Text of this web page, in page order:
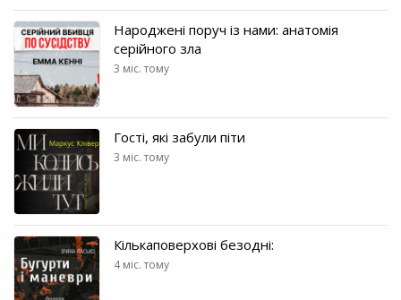
Народжені поруч із нами: анатомія
серійного зла
3 міс. тому
Гості, які забули піти
3 міс. тому
Кількаповерхові безодні:
4 міс. тому